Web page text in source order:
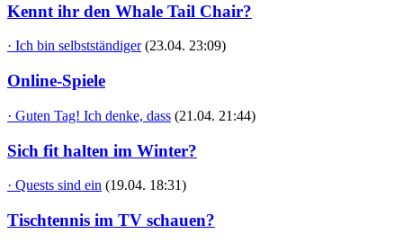
Kennt ihr den Whale Tail Chair?
· Ich bin selbstständiger (23.04. 23:09)
Online-Spiele
· Guten Tag! Ich denke, dass (21.04. 21:44)
Sich fit halten im Winter?
· Quests sind ein (19.04. 18:31)
Tischtennis im TV schauen?